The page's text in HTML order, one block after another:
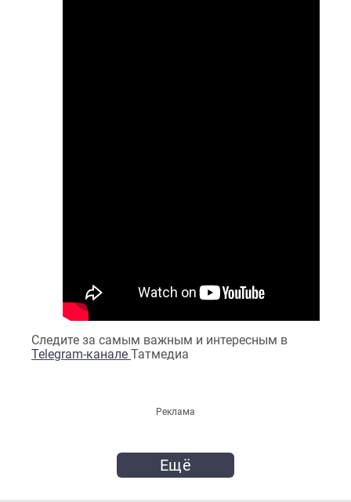
Следите за самым важным и интересным в
Telegram-канале Татмедиа
Реклама
Ещё